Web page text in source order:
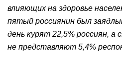
влияющих на здоровье
пятый россиянин был
день курят 22,5% россиян, а
не представляют 5,4%